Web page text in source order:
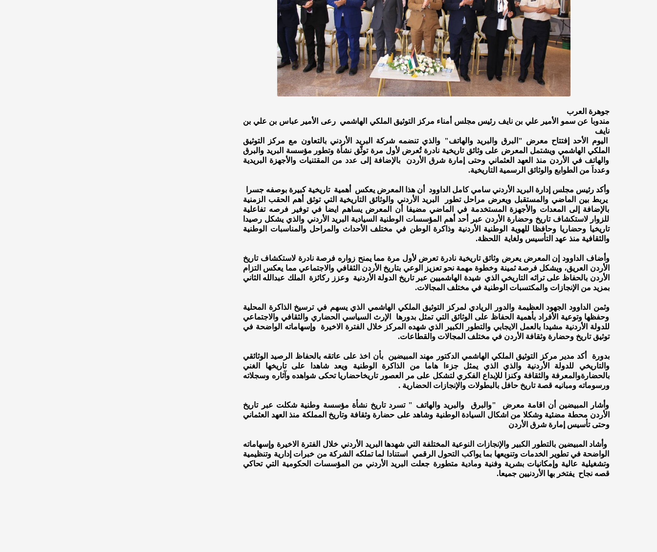
جوهرة العرب
مندوبا عن سمو الأمير علي بن نايف رئيس مجلس أمناء مركز التوثيق الملكي الهاشمي رعى الأمير عباس بن علي بن
نايف
اليوم الأحد إفتتاح معرض "البرق والبريد والهاتف" والذي تنضمه شركة البريد الأردني بالتعاون مع مركز التوثيق
الملكي الهاشمي ويشتمل المعرض على وثائق تاريخية نادرة تُعرض لأول مرة توثّق نشأة وتطور مؤسسة البريد والبرق
والهاتف في الأردن منذ العهد العثماني وحتى إمارة شرق الأردن بالإضافة إلى عدد من المقتنيات والأجهزة البريدية
وعدداَ من الطوابع والوثائق الرسمية التاريخية.
وأكد رئيس مجلس إدارة البريد الأردني سامي كامل الداوود أن هذا المعرض يعكس أهمية تاريخية كبيرة بوصفه جسرا
يربط بين الماضي والمستقبل ويعرض مراحل تطور البريد الأردني والوثائق التاريخية التي توثق أهم الحقب الزمنية
بالإضافة إلى المعدات والأجهزة المستخدمة في الماضي مضيفا أن المعرض يساهم ايضا في توفير فرصه تفاعلية
للزوار لاستكشاف تاريخ وحضارة الأردن عبر أحد أهم المؤسسات الوطنية السيادية البريد الأردني والذي يشكل رصيدا
تاريخيا وحضاريا وحافظا للهوية الوطنية الأردنية وذاكرة الوطن في مختلف الأحداث والمراحل والمناسبات الوطنية
والثقافية منذ عهد التأسيس ولغاية اللحظة.
وأضاف الداوود إن المعرض يعرض وثائق تاريخية نادرة تعرض لأول مرة مما يمنح زواره فرصة نادرة لاستكشاف تاريخ
الأردن العريق، ويشكل فرصة ثمينة وخطوة مهمة نحو تعزيز الوعي بتاريخ الأردن الثقافي والاجتماعي مما يعكس التزام
الأردن بالحفاظ على تراثه التاريخي الذي شيدة الهاشميين عبر تاريخ الدولة الأردنية وعزز ركائزة الملك عبدالله الثاني
بمزيد من الإنجازات والمكتسبات الوطنية في مختلف المجالات.
وثمن الداوود الجهود العظيمة والدور الريادي لمركز التوثيق الملكي الهاشمي الذي يسهم في ترسيخ الذاكرة المحلية
وحفظها وتوعية الأفراد بأهمية الحفاظ على الوثائق التي تمثل بدورها الإرث السياسي الحضاري والثقافي والاجتماعي
للدولة الأردنية مشيدا بالعمل الايجابي والتطور الكبير الذي شهده المركز خلال الفترة الاخيرة وإسهاماته الواضحة في
توثيق تاريخ وحضارة وثقافة الأردن في مختلف المجالات والقطاعات.
بدورة أكد مدير مركز التوثيق الملكي الهاشمي الدكتور مهند المبيضين بأن اخذ على عاتقه بالحفاظ الرصيد الوثائقي
والتاريخي للدولة الأردنية والذي الذي يمثل جزءا هاما من الذاكرة الوطنية ويعد شاهدا على تاريخها الغني
بالحضارةوالمعرفة والثقافة وكنزا للإبداع الفكري لتشكل على مر العصور تاريخاحضاريا تحكى شواهده وآثاره وسجلاته
ورسوماته ومبانيه قصة تاريخ حافل بالبطولات والإنجازات الحضارية .
وأشار المبيضين أن اقامة معرض "والبرق والبريد والهاتف " تسرد تاريخ نشأة مؤسسة وطنية شكلت عبر تاريخ
الأردن محطة مضئية وشكلا من اشكال السيادة الوطنية وشاهد على حضارة وثقافة وتاريخ المملكة منذ العهد العثماني
وحتى تأسيس إمارة شرق الأردن
وأشاد المبيضين بالتطور الكبير والإنجازات النوعية المختلفة التي شهدها البريد الأردني خلال الفترة الاخيرة وإسهاماته
الواضحة في تطوير الخدمات وتنويعها بما يواكب التحول الرقمي استنادا لما تملكه الشركة من خبرات إدارية وتنظيمية
وتشغيلية عالية وإمكانيات بشرية وفنية ومادية متطورة جعلت البريد الأردني من المؤسسات الحكومية التي تحاكي
قصه نجاح يفتخر بها الأردنيين جميعا.